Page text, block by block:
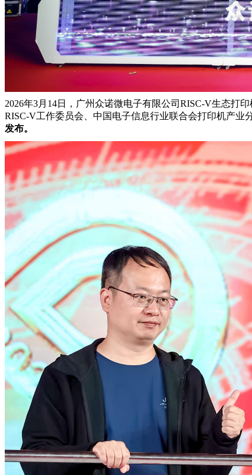
2026年3月14日，广州众诺微电子有限公司RISC-V生态打
RISC-V工作委员会、中国电子信息行业联合会打印机产业
发布。